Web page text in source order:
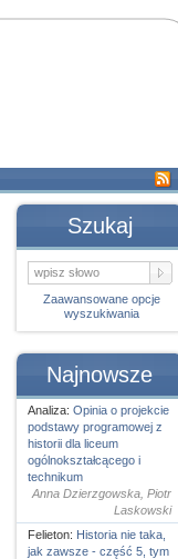
Szukaj
Zaawansowane opcje
wyszukiwania
Najnowsze
Analiza: Opinia o projekcie
podstawy programowej z
historii dla liceum
ogólnokształcącego i
technikum
Anna Dzierzgowska, Piotr
Laskowski
Felieton: Historia nie taka,
jak zawsze - część 5, tym